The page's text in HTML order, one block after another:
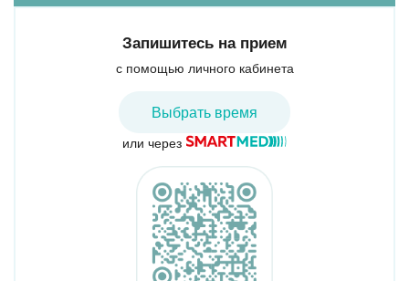
Запишитесь на прием
с помощью личного кабинета
Выбрать время
или через